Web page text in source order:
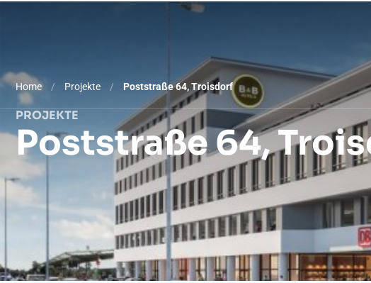
Home / Projekte / Poststraße 64, Troisdorf
PROJEKTE
Poststraße 64,